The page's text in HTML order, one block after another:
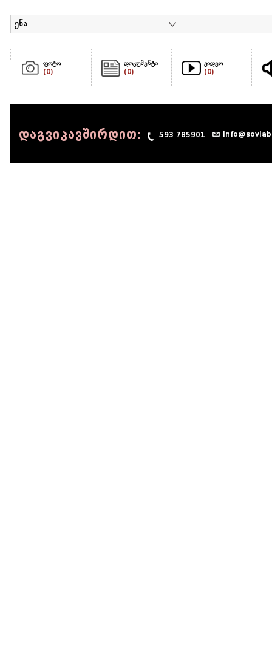
ენა
ფოტო
(0)
დოკუმენტი
(0)
ვიდეო
(0)
დაგვიკავშირდით: 593 785901